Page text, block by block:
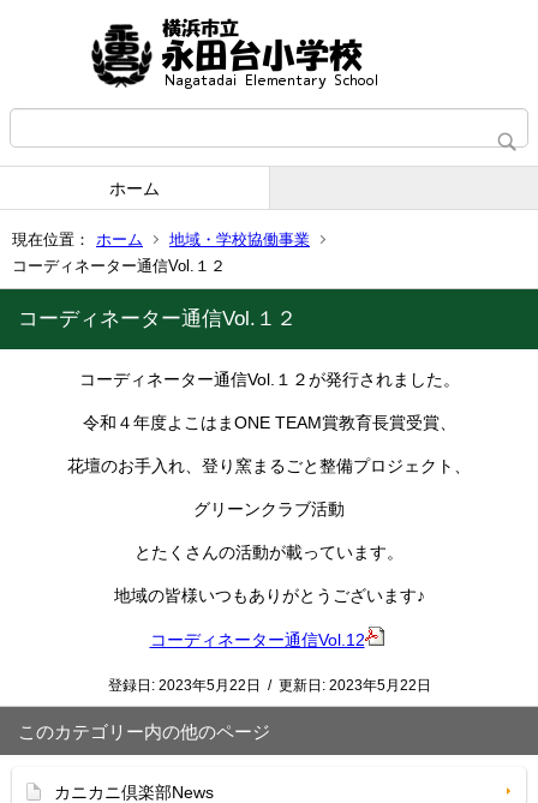
ホーム
現在位置： ホーム
地域・学校協働事業
コーディネーター通信Vol.１２
コーディネーター通信Vol.１２
コーディネーター通信Vol.１２が発行されました。
令和４年度よこはまONE TEAM賞教育長賞受賞、
花壇のお手入れ、登り窯まるごと整備プロジェクト、
グリーンクラブ活動
とたくさんの活動が載っています。
地域の皆様いつもありがとうございます♪
コーディネーター通信Vol.12
登録日: 2023年5月22日 / 更新日: 2023年5月22日
このカテゴリー内の他のページ
カニカニ倶楽部News